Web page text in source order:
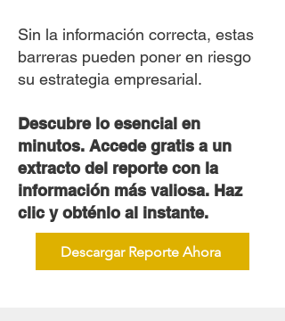
Sin la información correcta, estas
barreras pueden poner en riesgo
su estrategia empresarial.
Descubre lo esencial en
minutos. Accede gratis a un
extracto del reporte con la
información más valiosa. Haz
clic y obténlo al instante.
Descargar Reporte Ahora